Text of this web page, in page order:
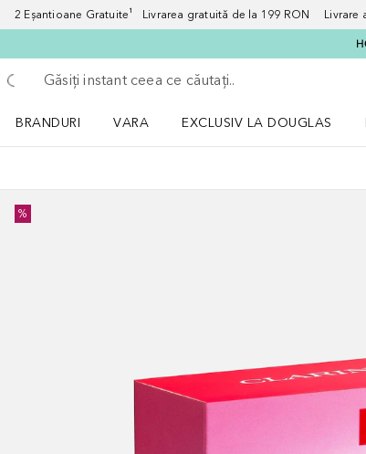
2 Eșantioane Gratuite¹ Livrarea gratuită de la 199 RON Livrare
Înapoi
Executați căutarea
BRANDURI
VARA
EXCLUSIV LA DOUGLAS
%